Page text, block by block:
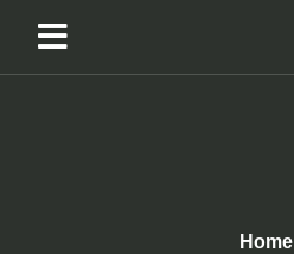
Home